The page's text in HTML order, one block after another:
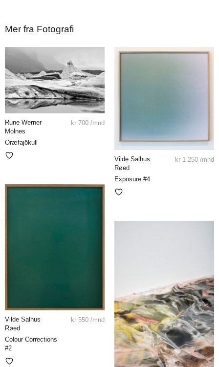
Mer fra Fotografi
Rune Werner
Molnes
Öræfajökull
kr 700 /mnd
Vilde Salhus
Røed
Exposure #4
kr 1 250 /mnd
Vilde Salhus
Røed
Colour Corrections
#2
kr 550 /mnd